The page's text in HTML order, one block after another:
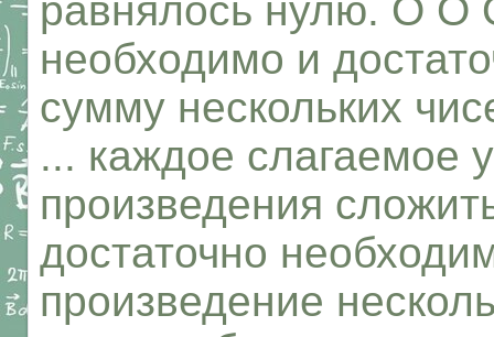
равнялось нулю. О О
необходимо и
сумму нескольких
... каждое слагаемое
произведения
достаточно
произведение